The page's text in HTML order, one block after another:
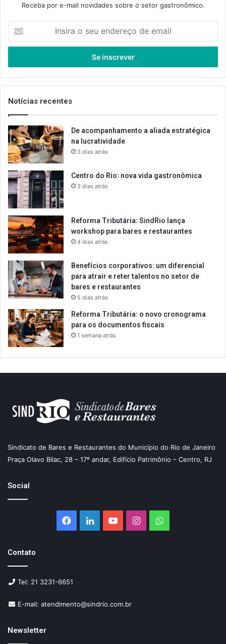
Receba por e-mail novidades sobre o setor gastronômico.
seu
de
email
Notícias recentes
De acompanhamento a aliada estratégica
na lucratividade
3 dias atrás
Centro do Rio: nova vida gastronômica
3 dias atrás
Reforma Tributária: SindRio lança
workshop para bares e restaurantes
4 dias atrás
Benefícios corporativos: um diferencial
para atrair e reter talentos no setor de
bares e restaurantes
5 dias atrás
Reforma Tributária: o novo cronograma
para os documentos fiscais
1 semana atrás
Sindicato de Bares e Restaurantes do Município do Rio de Janeiro
Praça Olavo Bilac, 28 – 17º andar, Edifício Patrimônio – Centro, RJ
Social
Facebook
LinkedinYouTubeInstagramWhatsApp
Contato
Tel: 21 3231-6651
E-mail: atendimento@sindrio.com.br
Newsletter